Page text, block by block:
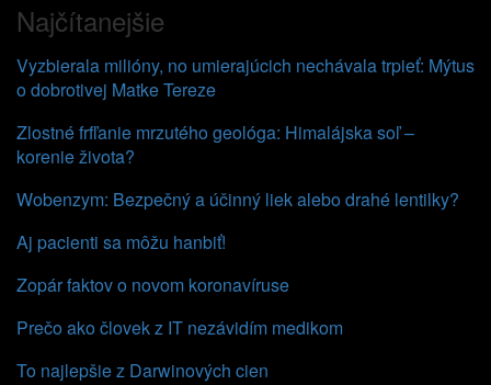
Najčítanejšie
Vyzbierala milióny, no umierajúcich nechávala trpieť: Mýtus
o dobrotivej Matke Tereze
Zlostné frfľanie mrzutého geológa: Himalájska soľ –
korenie života?
Wobenzym: Bezpečný a účinný liek alebo drahé lentilky?
Aj pacienti sa môžu hanbiť!
Zopár faktov o novom koronavíruse
Prečo ako človek z IT nezávidím medikom
To najlepšie z Darwinových cien